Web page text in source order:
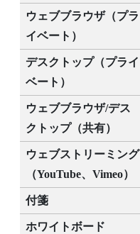
ウェブブラウザ（プラ
イベート）
デスクトップ（プライ
ベート）
ウェブブラウザ/デス
クトップ（共有）
ウェブストリーミング
（YouTube、 Vimeo）
付箋
ホワイトボード